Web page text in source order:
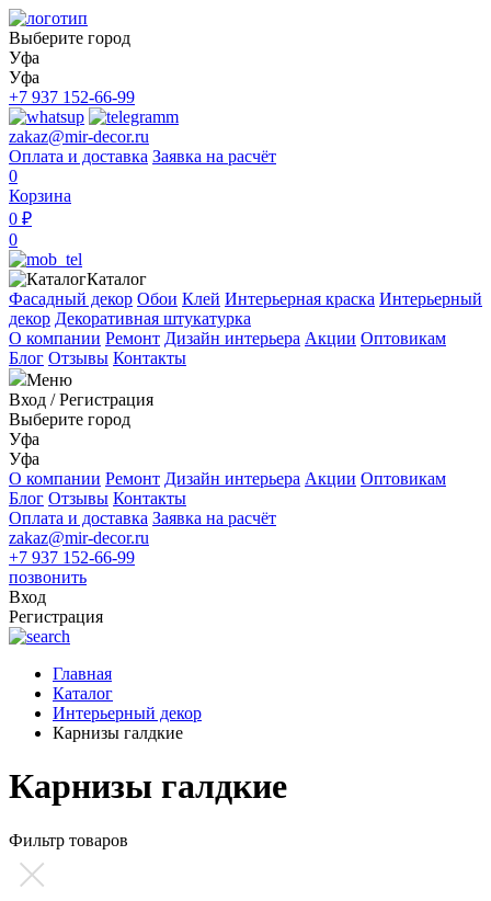
Выберите город
Уфа
Уфа
+7 937 152-66-99
zakaz@mir-decor.ru
Оплата и доставка Заявка на расчёт
0
Корзина
0 ₽
0
Каталог
Фасадный декор Обои Клей Интерьерная краска Интерьерный
декор Декоративная штукатурка
О компании Ремонт Дизайн интерьера Акции Оптовикам
Блог Отзывы Контакты
Меню
Вход /Регистрация
Выберите город
Уфа
Уфа
О компании Ремонт Дизайн интерьера Акции Оптовикам
Блог Отзывы Контакты
Оплата и доставка Заявка на расчёт
zakaz@mir-decor.ru
+7 937 152-66-99
позвонить
Вход
Регистрация
Главная
Каталог
Интерьерный декор
Карнизы галдкие
Карнизы галдкие
Фильтр товаров